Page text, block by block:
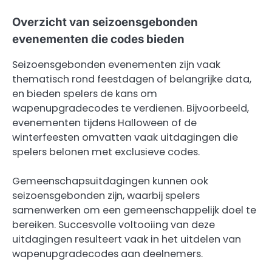
Overzicht van seizoensgebonden
evenementen die codes bieden
Seizoensgebonden evenementen zijn vaak
thematisch rond feestdagen of belangrijke data,
en bieden spelers de kans om
wapenupgradecodes te verdienen. Bijvoorbeeld,
evenementen tijdens Halloween of de
winterfeesten omvatten vaak uitdagingen die
spelers belonen met exclusieve codes.
Gemeenschapsuitdagingen kunnen ook
seizoensgebonden zijn, waarbij spelers
samenwerken om een gemeenschappelijk doel te
bereiken. Succesvolle voltooiing van deze
uitdagingen resulteert vaak in het uitdelen van
wapenupgradecodes aan deelnemers.